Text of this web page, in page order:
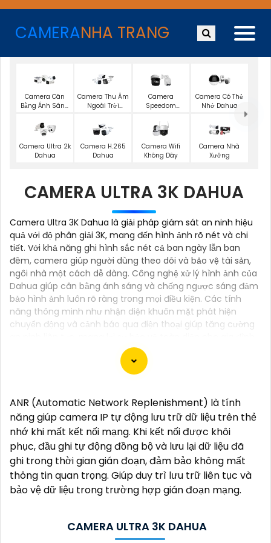
CAMERANHA TRANG
Camera Cân
Bằng Ánh Sáng
Camera Thu Âm
Ngoài Trời
Camera
Speedom
Camera Có Thẻ
Nhớ Dahua
Camera Ultra 2k
Dahua
Camera H.265
Dahua
Camera Wifi
Không Dây
Camera Nhà
Xưởng
CAMERA ULTRA 3K DAHUA
Camera Ultra 3K Dahua là giải pháp giám sát an ninh hiệu
quả với độ phân giải 3K, mang đến hình ảnh rõ nét và chi
tiết. Với khả năng ghi hình sắc nét cả ban ngày lẫn ban
đêm, camera giúp người dùng theo dõi và bảo vệ tài sản,
ngôi nhà một cách dễ dàng. Công nghệ xử lý hình ảnh của
Dahua giúp cân bằng ánh sáng và chống ngược sáng đảm
bảo hình ảnh luôn rõ ràng trong mọi điều kiện. Các tính
năng thông minh như nhận diện khuôn mặt phát hiện
chuyển động và cảnh báo qua điện thoại giúp tăng cường
Dưới đây là 10 tư vấn giúp bạn chọn mua camera ghi
âm trong nhà với hình ảnh chất lượng sắc nét:
1:Độ phân giải: Chọn camera có độ phân giải cao, ít
nhất là 1080p để nâng cao an toàn hình ảnh rõ
nét.2:Góc quay: Chọn camera có góc quay rộng để
có thể quan sát được nhiều góc khác nhau.3: Chất
lượng hình ảnh ban đêm: Camera có chức năng
dây: Chọn camera có kết nối không dây để dễ dàng
ANR (Automatic Network Replenishment) là tính
năng giúp camera IP tự động lưu trữ dữ liệu trên thẻ
nhớ khi mất kết nối mạng. Khi kết nối được khôi
phục, đầu ghi tự động đồng bộ và lưu lại dữ liệu đã
ghi trong thời gian gián đoạn, đảm bảo không mất
thông tin quan trọng. Giúp duy trì lưu trữ liên tục và
bảo vệ dữ liệu trong trường hợp gián đoạn mạng.
CAMERA ULTRA 3K DAHUA